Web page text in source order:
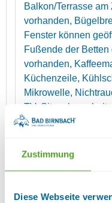
Zustimmung
Diese Webseite
Balkon/Terrasse
vorhanden,
Fenster können
Fußende der
vorhanden,
Küchenzeile,
Mikrowelle,
TV,
Küchenwäsche
Badezimmer mit
Verfügbarkeiten